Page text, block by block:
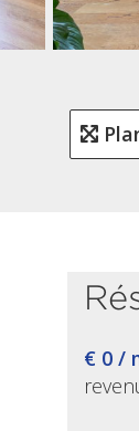
€ 0 /